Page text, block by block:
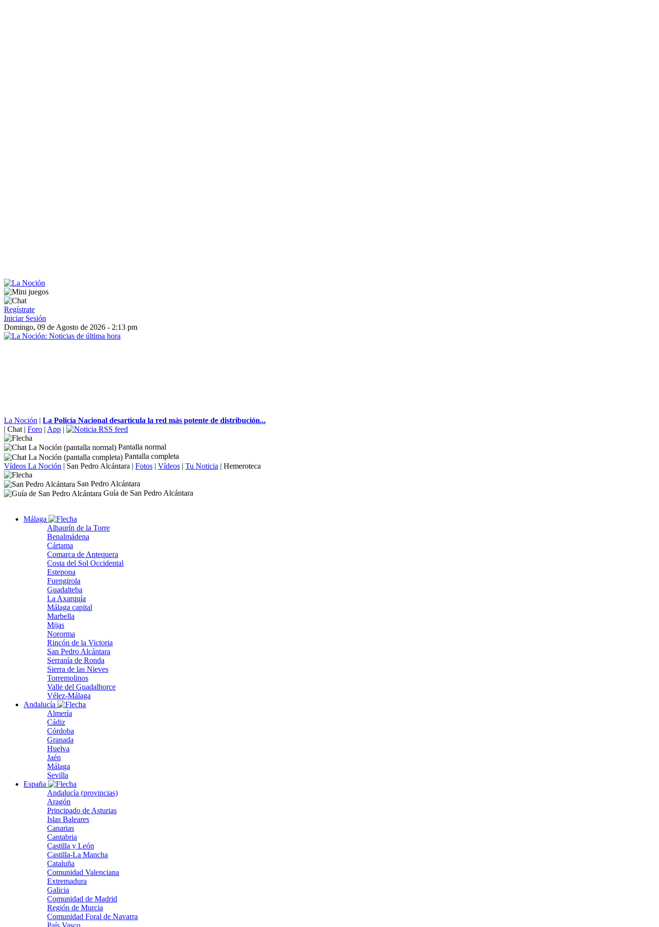
Regístrate
Iniciar Sesión
Domingo, 09 de Agosto de 2026 - 2:13 pm
La Noción | La Policía Nacional desarticula la red más potente de distribución...
| Chat | Foro | App |
Pantalla normal
Pantalla completa
Vídeos La Noción | San Pedro Alcántara | Fotos | Vídeos | Tu Noticia | Hemeroteca
San Pedro Alcántara
Guía de San Pedro Alcántara
Málaga
Alhaurín de la Torre
Benalmádena
Cártama
Comarca de Antequera
Costa del Sol Occidental
Estepona
Fuengirola
Guadalteba
La Axarquía
Málaga capital
Marbella
Mijas
Nororma
Rincón de la Victoria
San Pedro Alcántara
Serranía de Ronda
Sierra de las Nieves
Torremolinos
Valle del Guadalhorce
Vélez-Málaga
Andalucía
Almería
Cádiz
Córdoba
Granada
Huelva
Jaén
Málaga
Sevilla
España
Andalucía (provincias)
Aragón
Principado de Asturias
Islas Baleares
Canarias
Cantabria
Castilla y León
Castilla-La Mancha
Cataluña
Comunidad Valenciana
Extremadura
Galicia
Comunidad de Madrid
Región de Murcia
Comunidad Foral de Navarra